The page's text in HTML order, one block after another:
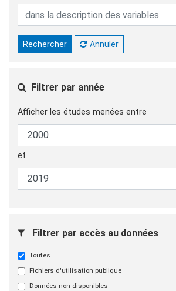
Rechercher Annuler
Filtrer par année
Afficher les études menées entre
et
Filtrer par accès au données
Toutes
Fichiers d'utilisation publique
Données non disponibles